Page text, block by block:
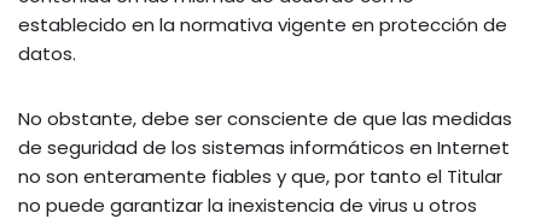
establecido en la normativa vigente en protección de
datos.
No obstante, debe ser consciente de que las medidas
de seguridad de los sistemas informáticos en Internet
no son enteramente fiables y que, por tanto el Titular
no puede garantizar la inexistencia de virus u otros